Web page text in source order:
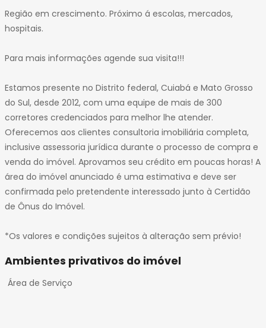
Região em crescimento. Próximo á escolas, mercados,
hospitais.
Para mais informações agende sua visita!!!
Estamos presente no Distrito federal, Cuiabá e Mato Grosso
do Sul, desde 2012, com uma equipe de mais de 300
corretores credenciados para melhor lhe atender.
Oferecemos aos clientes consultoria imobiliária completa,
inclusive assessoria jurídica durante o processo de compra e
venda do imóvel. Aprovamos seu crédito em poucas horas! A
área do imóvel anunciado é uma estimativa e deve ser
confirmada pelo pretendente interessado junto à Certidão
de Ônus do Imóvel.
*Os valores e condições sujeitos à alteração sem prévio!
Ambientes privativos do imóvel
Área de Serviço